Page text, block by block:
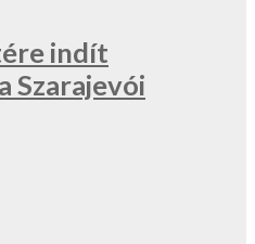
indít
Szarajevói